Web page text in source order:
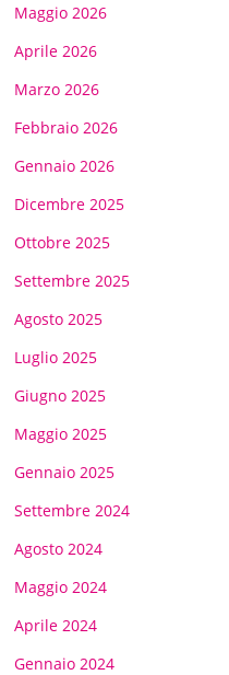
Maggio 2026
Aprile 2026
Marzo 2026
Febbraio 2026
Gennaio 2026
Dicembre 2025
Ottobre 2025
Settembre 2025
Agosto 2025
Luglio 2025
Giugno 2025
Maggio 2025
Gennaio 2025
Settembre 2024
Agosto 2024
Maggio 2024
Aprile 2024
Gennaio 2024